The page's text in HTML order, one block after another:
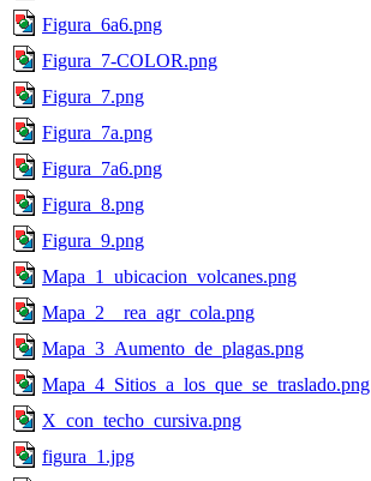
Figura_6a6.png
Figura_7-COLOR.png
Figura_7.png
Figura_7a.png
Figura_7a6.png
Figura_8.png
Figura_9.png
Mapa_1_ubicacion_volcanes.png
Mapa_2__rea_agr_cola.png
Mapa_3_Aumento_de_plagas.png
Mapa_4_Sitios_a_los_que_se_traslado.png
X_con_techo_cursiva.png
figura_1.jpg